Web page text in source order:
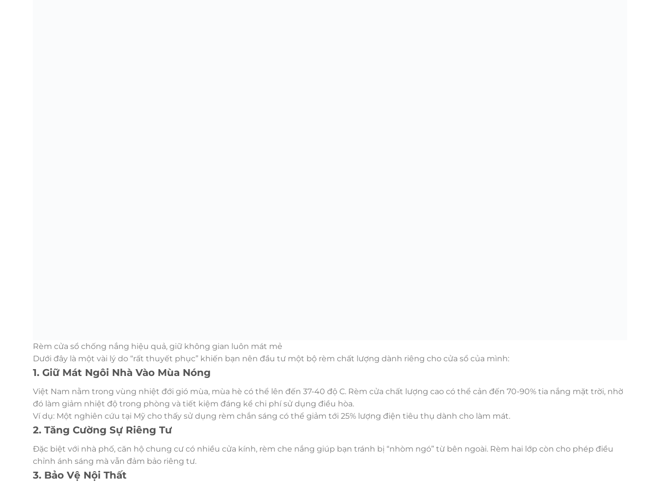
Rèm cửa sổ chống nắng hiệu quả, giữ không gian luôn mát mẻ
Dưới đây là một vài lý do “rất thuyết phục” khiến bạn nên đầu tư một bộ rèm chất lượng dành riêng cho cửa sổ của mình:
1. Giữ Mát Ngôi Nhà Vào Mùa Nóng
Việt Nam nằm trong vùng nhiệt đới gió mùa, mùa hè có thể lên đến 37-40 độ C. Rèm cửa chất lượng cao có thể cản đến 70-90% tia nắng mặt trời, nhờ
đó làm giảm nhiệt độ trong phòng và tiết kiệm đáng kể chi phí sử dụng điều hòa.
Ví dụ: Một nghiên cứu tại Mỹ cho thấy sử dụng rèm chắn sáng có thể giảm tới 25% lượng điện tiêu thụ dành cho làm mát.
2. Tăng Cường Sự Riêng Tư
Đặc biệt với nhà phố, căn hộ chung cư có nhiều cửa kính, rèm che nắng giúp bạn tránh bị “nhòm ngó” từ bên ngoài. Rèm hai lớp còn cho phép điều
chỉnh ánh sáng mà vẫn đảm bảo riêng tư.
3. Bảo Vệ Nội Thất